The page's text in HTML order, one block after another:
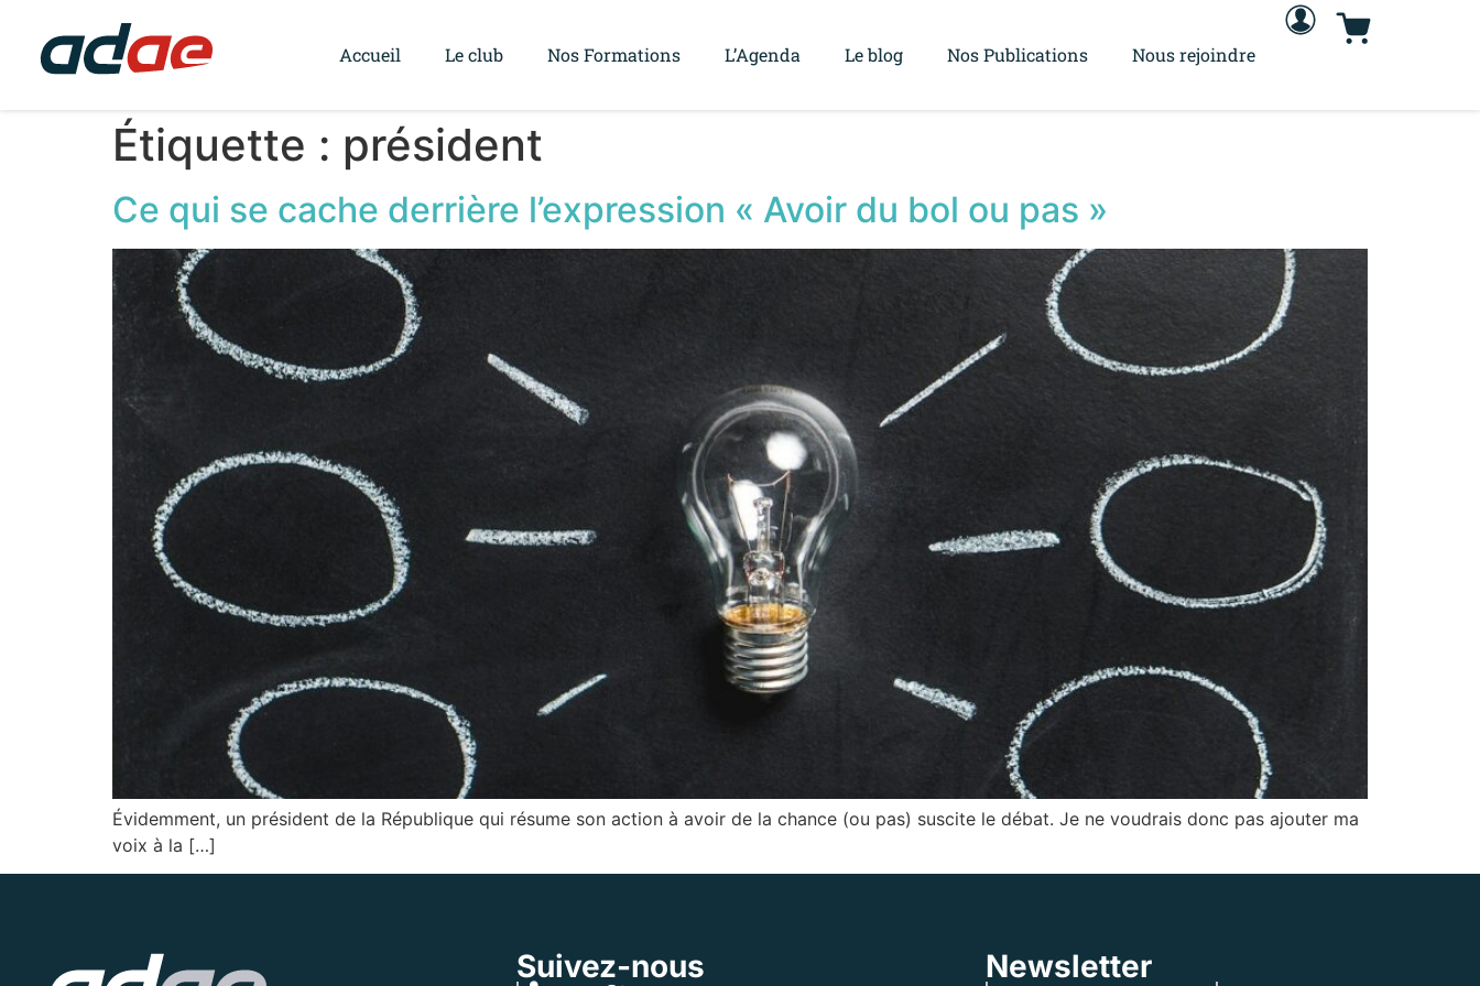
Accueil Le club Nos Formations L’Agenda Le blog Nos Publications Nous rejoindre
Étiquette : président
Ce qui se cache derrière l’expression « Avoir du bol ou pas »
Évidemment, un président de la République qui résume son action à avoir de la chance (ou pas) suscite le débat. Je ne voudrais donc pas ajouter ma
voix à la […]
Suivez-nous Newsletter